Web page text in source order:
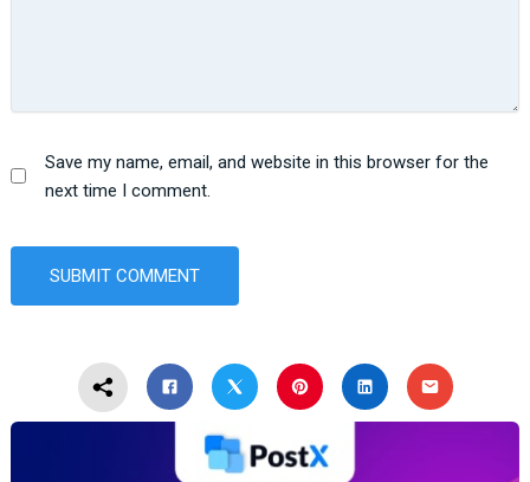
Save my name, email, and website in this browser for the
next time I comment.